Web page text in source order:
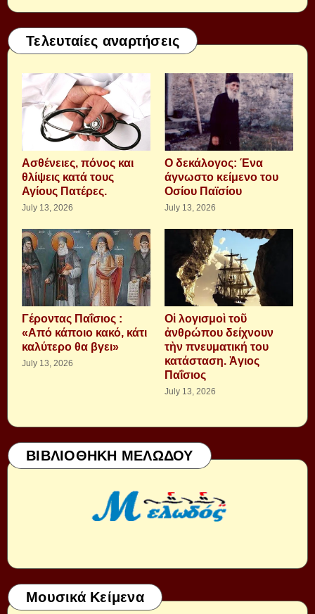
Τελευταίες αναρτήσεις
Aσθένειες, πόνος και
θλίψεις κατά τους
Αγίους Πατέρες.
July 13, 2026
Ο δεκάλογος: Ένα
άγνωστο κείμενο του
Οσίου Παϊσίου
July 13, 2026
Γέροντας Παΐσιος :
«Από κάποιο κακό, κάτι
καλύτερο θα βγει»
July 13, 2026
Οἱ λογισμοὶ τοῦ
ἀνθρώπου δείχνουν
τὴν πνευματική του
κατάσταση. Ἁγιος
Παΐσιος
July 13, 2026
ΒΙΒΛΙΟΘΗΚΗ ΜΕΛΩΔΟΥ
Μουσικά Κείμενα